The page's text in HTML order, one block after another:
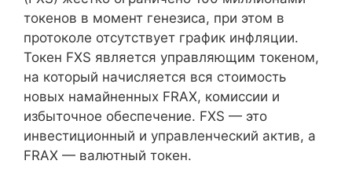
токенов в момент генезиса, при этом в
протоколе отсутствует график инфляции.
Токен FXS является управляющим токеном,
на который начисляется вся стоимость
новых намайненных FRAX, комиссии и
избыточное обеспечение. FXS — это
инвестиционный и управленческий актив, а
FRAX — валютный токен.